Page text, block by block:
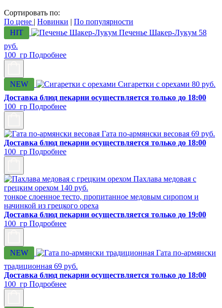
Сортировать по:
По цене | Новинки | По популярности
HIT
Печенье Шакер-Лукум 58
руб.
100 гр Подробнее
NEW Сигаретки с орехами 80 руб.
Доставка блюд пекарни осуществляется только до 18:00
100 гр Подробнее
Гата по-армянски весовая 69 руб.
Доставка блюд пекарни осуществляется только до 18:00
100 гр Подробнее
Пахлава медовая с
грецким орехом 140 руб.
тонкое слоенное тесто, пропитанное медовым сиропом и
начинкой из грецкого ореха
Доставка блюд пекарни осуществляется только до 19:00
100 гр Подробнее
NEW
Гата по-армянски
традиционная 69 руб.
Доставка блюд пекарни осуществляется только до 18:00
100 гр Подробнее